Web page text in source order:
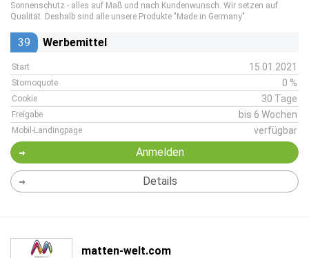
Sonnenschutz - alles auf Maß und nach Kundenwunsch. Wir setzen auf
Qualität. Deshalb sind alle unsere Produkte "Made in Germany".
39 Werbemittel
Start 15.01.2021
Stornoquote 0 %
Cookie 30 Tage
Freigabe bis 6 Wochen
Mobil-Landingpage verfügbar
Anmelden
Details
matten-welt.com